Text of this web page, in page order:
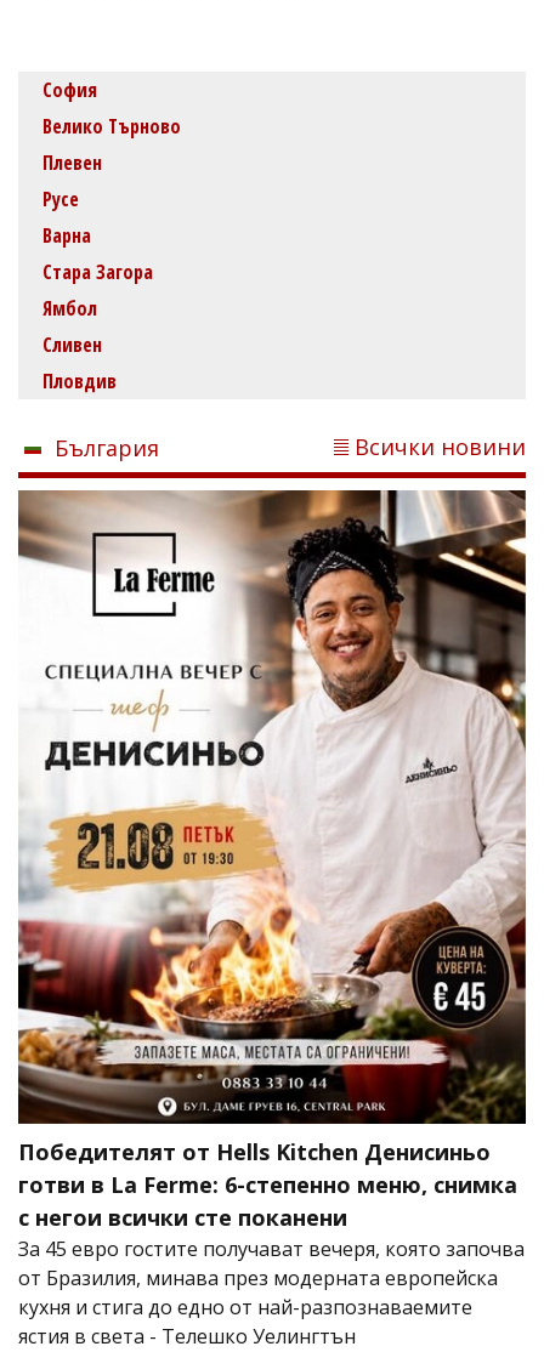
София
Велико Търново
Плевен
Русе
Варна
Стара Загора
Ямбол
Сливен
Пловдив
България Всички новини
Победителят от Hells Kitchen Денисиньо
готви в La Ferme: 6-степенно меню, снимка
с негои всички сте поканени
За 45 евро гостите получават вечеря, която започва
от Бразилия, минава през модерната европейска
кухня и стига до едно от най-разпознаваемите
ястия в света - Телешко Уелингтън